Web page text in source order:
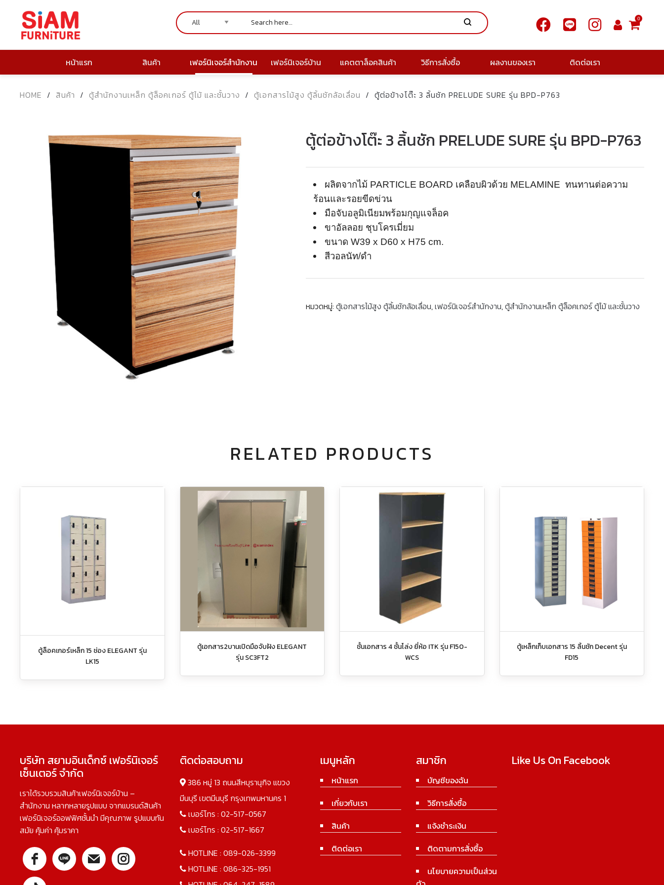
0
หน้าแรก สินค้า เฟอร์นิเจอร์สำนักงาน เฟอร์นิเจอร์บ้าน แคตตาล็อคสินค้า วิธีการสั่งซื้อ ผลงานของเรา ติดต่อเรา
HOME / สินค้า / ตู้สำนักงานเหล็ก ตู้ล็อคเกอร์ ตู้ไม้ และชั้นวาง / ตู้เอกสารไม้สูง ตู้ลิ้นชักล้อเลื่อน / ตู้ต่อข้างโต๊ะ 3 ลิ้นชัก PRELUDE SURE รุ่น BPD-P763
ตู้ต่อข้างโต๊ะ 3 ลิ้นชัก PRELUDE SURE รุ่น BPD-P763
ผลิตจากไม้ PARTICLE BOARD เคลือบผิวด้วย MELAMINE ทนทานต่อความ
ร้อนและรอยขีดข่วน
มือจับอลูมิเนียมพร้อมกุญแจล็อค
ขาอัลลอย ชุบโครเมี่ยม
ขนาดW39 x D60 x H75 cm.
สีวอลนัท/ดำ
หมวดหมู่:ตู้เอกสารไม้สูง ตู้ลิ้นชักล้อเลื่อน,เฟอร์นิเจอร์สำนักงาน,ตู้สำนักงานเหล็ก ตู้ล็อคเกอร์ ตู้ไม้ และชั้นวาง
RELATED PRODUCTS
ตู้ล็อคเกอร์เหล็ก 15 ช่อง ELEGANT รุ่น
LK15
ตู้เอกสาร2บานเปิดมือจับฝัง ELEGANT
รุ่น SC3FT2
ชั้นเอกสาร 4 ชั้นโล่ง ยี่ห้อ ITK รุ่น F150-
WCS
ตู้เหล็กเก็บเอกสาร 15 ลิ้นชัก Decent รุ่น
FD15
บริษัท สยามอินเด็กซ์ เฟอร์นิเจอร์
เซ็นเตอร์ จำกัด
เราได้รวบรวมสินค้าเฟอร์นิเจอร์บ้าน –
สำนักงาน หลากหลายรูปแบบ จากแบรนด์สินค้า
เฟอร์นิเจอร์ออฟฟิศชั้นนำ มีคุณภาพ รูปแบบทัน
สมัย คุ้มค่า คุ้มราคา
ติดต่อสอบถาม
386 หมู่ 13 ถนนสีหบุรานุกิจ แขวง
มีนบุรี เขตมีนบุรี กรุงเทพมหานคร 1
เบอร์โทร : 02-517-0567
เบอร์โทร : 02-517-1667
HOTLINE : 089-026-3399
HOTLINE : 086-325-1951
เมนูหลัก
หน้าแรก
เกี่ยวกับเรา
สินค้า
ติดต่อเรา
สมาชิก
บัญชีของฉัน
วิธีการสั่งซื้อ
แจ้งชำระเงิน
ติดตามการสั่งซื้อ
นโยบายความเป็นส่วน
Like Us On Facebook